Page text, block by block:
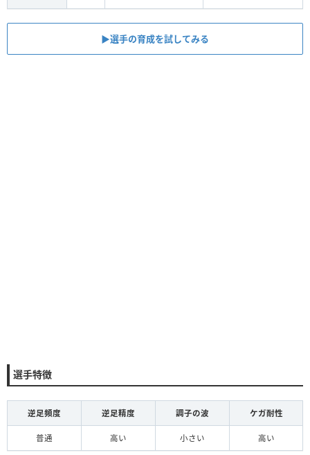
▶︎選手の育成を試してみる
選手特徴
逆足頻度 逆足精度 調子の波 ケガ耐性
普通 高い 小さい 高い